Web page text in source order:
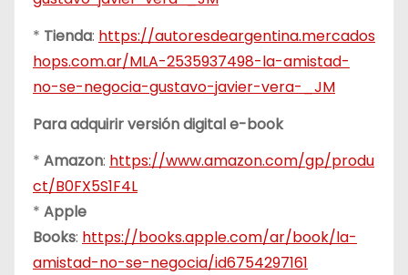
* Tienda: https://autoresdeargentina.mercados
hops.com.ar/MLA-2535937498-la-amistad-
no-se-negocia-gustavo-javier-vera-_JM
Para adquirir versión digital e-book
* Amazon: https://www.amazon.com/gp/produ
ct/B0FX5S1F4L
* Apple
Books: https://books.apple.com/ar/book/la-
amistad-no-se-negocia/id6754297161